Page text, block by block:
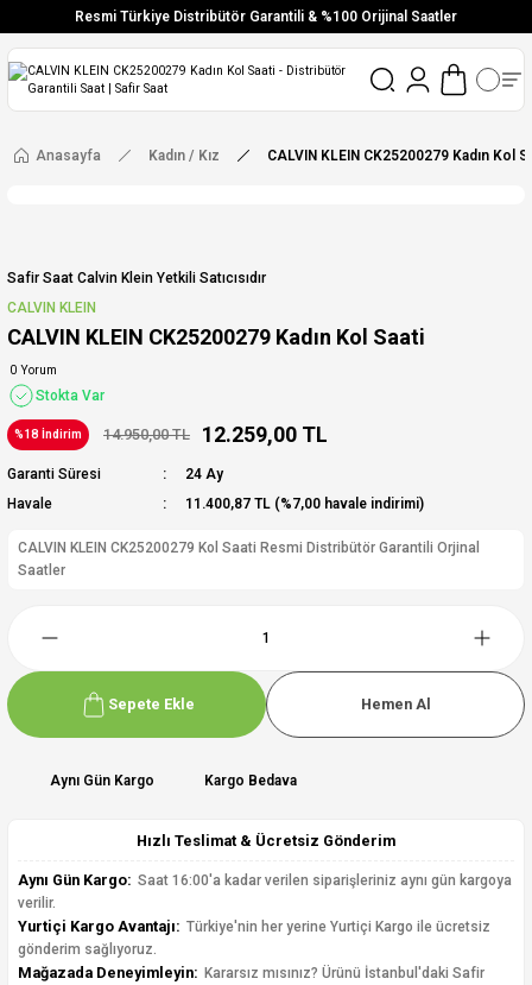
Resmi Türkiye Distribütör Garantili & %100 Orijinal Saatler
Vade Farksız 6 Taksit
Ücretsiz Kargo
Anasayfa Kadın / Kız CALVIN KLEIN CK25200279 Kadın Kol
Safir Saat Calvin Klein Yetkili Satıcısıdır
CALVIN KLEIN
CALVIN KLEIN CK25200279 Kadın Kol Saati
0 Yorum
Stokta Var
%18 İndirim 14.950,00 TL 12.259,00 TL
Garanti Süresi
24 Ay
Havale
11.400,87 TL (%7,00 havale indirimi)
CALVIN KLEIN CK25200279 Kol Saati Resmi Distribütör Garantili Orjinal
Saatler
Sepete Ekle Hemen Al
Aynı Gün Kargo Kargo Bedava
Hızlı Teslimat & Ücretsiz Gönderim
Aynı Gün Kargo: Saat 16:00'a kadar verilen siparişleriniz aynı gün kargoya
verilir.
Yurtiçi Kargo Avantajı: Türkiye'nin her yerine Yurtiçi Kargo ile ücretsiz
gönderim sağlıyoruz.
Mağazada Deneyimleyin: Kararsız mısınız? Ürünü İstanbul'daki Safir